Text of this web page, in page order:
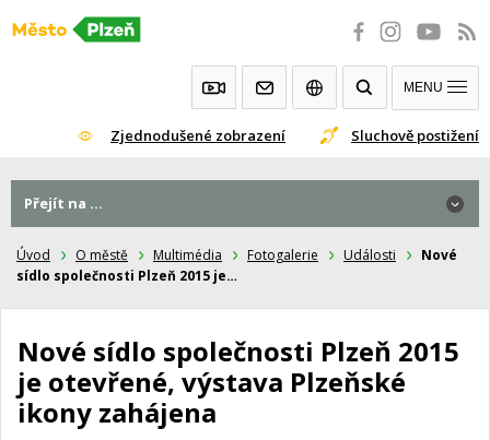
Přeskočit
Zjednodušené zobrazení Sluchově postižení
MENU
Úvod O městě Multimédia Fotogalerie Události
Nové
sídlo společnosti Plzeň 2015 je…
Nové sídlo společnosti Plzeň 2015
je otevřené, výstava Plzeňské
ikony zahájena
Přejít na ...
Přejít na ...